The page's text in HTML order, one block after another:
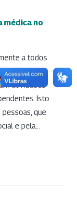
médica no
a todos
estrangeiros
atividades
Isto
que
e pela...